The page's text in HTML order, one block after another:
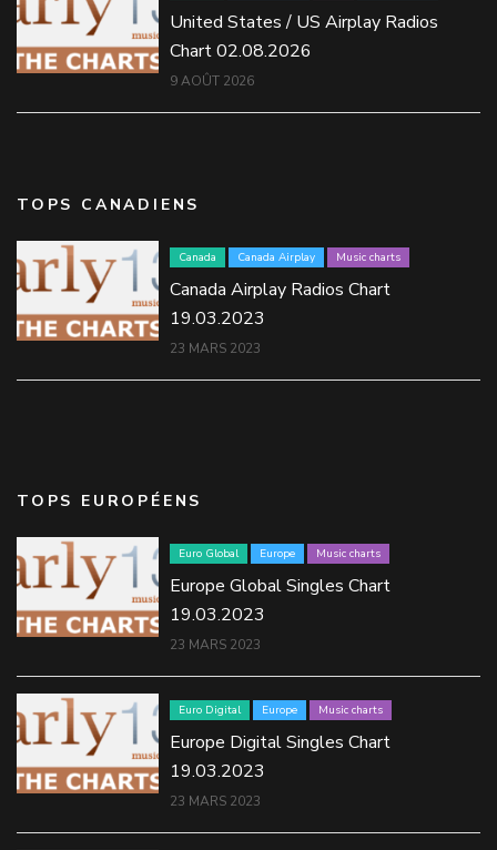
United States / US Airplay Radios
Chart 02.08.2026
9 AOÛT 2026
TOPS CANADIENS
Canada Canada Airplay Music charts
Canada Airplay Radios Chart
19.03.2023
23 MARS 2023
TOPS EUROPÉENS
Euro Global Europe Music charts
Europe Global Singles Chart
19.03.2023
23 MARS 2023
Euro Digital Europe Music charts
Europe Digital Singles Chart
19.03.2023
23 MARS 2023